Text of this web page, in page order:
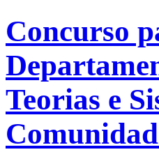
Concurso
Teorias e